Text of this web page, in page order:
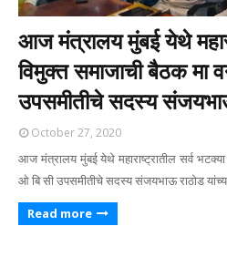
आज मंत्रालय मुंबई येथे
विमुक्त समाजाची बैठक मा
उपसमीतीचे सदस्य
October 27, 2020
आज मंत्रालय मुंबई येथे महाराष्ट्रातील सर्व
ओ बि सी उपसमीतीचे सदस्य संजयभाऊ राठोड
Read more